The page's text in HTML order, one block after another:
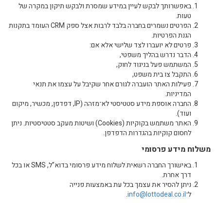
באפשרותך לבקש לעיין במידע שמסרת ולבקש תיקון במקרה של
טעות.
הפרטים נשמרים בחברה בלבד לרבות אצל ספק CRM העומד בתקנות
הגנת הפרטיות.
פרטים לא יועברו לצד שלישי אלא אם:
הדבר נדרש בהליך משפטי,
המשתמש פעל בניגוד לחוק,
התקבל צו בית משפט,
פעילות האתר הועברה לגורם אחר שקיבל על עצמו את תנאי
המדיניות.
החברה אוספת מידע סטטיסטי לא־מזהה (IP, דפדפן, מכשיר, מיקום
ועוד).
האתר משתמש בקוקיות (Cookies) ושיטות מעקב סטטיסטיות. ניתן
לחסום קוקיות בהגדרות הדפדפן.
משלוח מידע פרסומי
באישורך החברה רשאית לשלוח מידע פרסומי בדוא”ל, SMS או בכל
דרך אחרת.
ניתן להסיר את עצמך בכל עת באמצעות פנייה
ל־info@lottodeal.co.il
.